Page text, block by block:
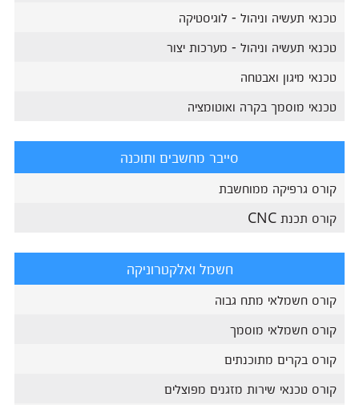
טכנאי תעשיה וניהול - לוגיסטיקה
טכנאי תעשיה וניהול - מערכות יצור
טכנאי מיגון ואבטחה
טכנאי מוסמך בקרה ואוטומציה
סייבר מחשבים ותוכנה
קורס גרפיקה ממוחשבת
קורס תכנת CNC
חשמל ואלקטרוניקה
קורס חשמלאי מתח גבוה
קורס חשמלאי מוסמך
קורס בקרים מתוכנתים
קורס טכנאי שירות מזגנים מפוצלים